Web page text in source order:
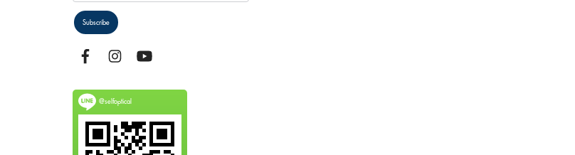
Subscribe
@selfoptical